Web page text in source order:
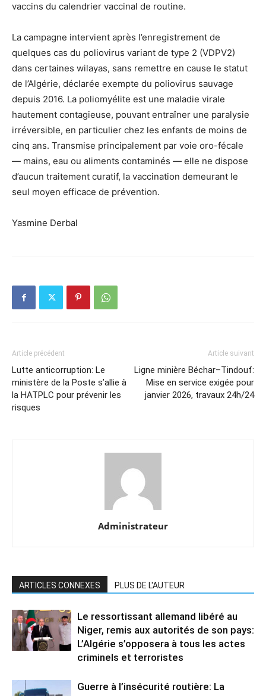
vaccins du calendrier vaccinal de routine.
La campagne intervient après l’enregistrement de
quelques cas du poliovirus variant de type 2 (VDPV2)
dans certaines wilayas, sans remettre en cause le statut
de l’Algérie, déclarée exempte du poliovirus sauvage
depuis 2016. La poliomyélite est une maladie virale
hautement contagieuse, pouvant entraîner une paralysie
irréversible, en particulier chez les enfants de moins de
cinq ans. Transmise principalement par voie oro-fécale
— mains, eau ou aliments contaminés — elle ne dispose
d’aucun traitement curatif, la vaccination demeurant le
seul moyen efficace de prévention.
Yasmine Derbal
Article précédent
Lutte anticorruption: Le
ministère de la Poste s’allie à
la HATPLC pour prévenir les
risques
Article suivant
Ligne minière Béchar–Tindouf:
Mise en service exigée pour
janvier 2026, travaux 24h/24
Administrateur
ARTICLES CONNEXES PLUS DE L'AUTEUR
Le ressortissant allemand libéré au
Niger, remis aux autorités de son pays:
L’Algérie s’opposera à tous les actes
criminels et terroristes
Guerre à l’insécurité routière: La